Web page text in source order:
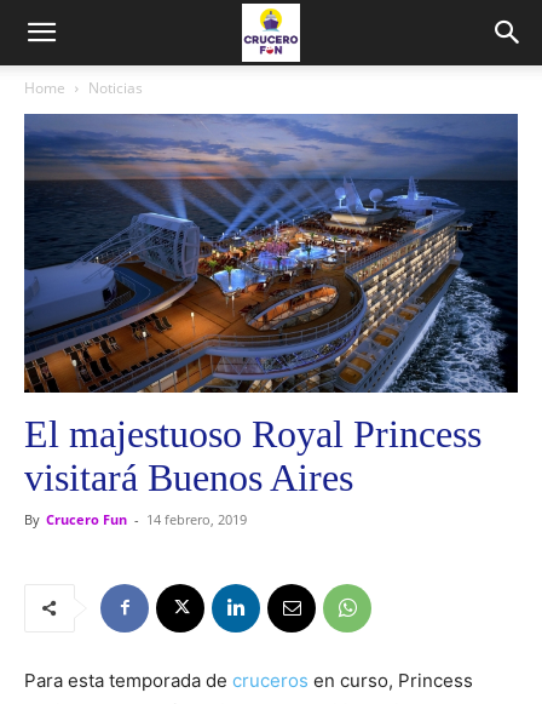
Home Noticias
El majestuoso Royal Princess
visitará Buenos Aires
By Crucero Fun - 14 febrero, 2019
Para esta temporada de cruceros en curso, Princess